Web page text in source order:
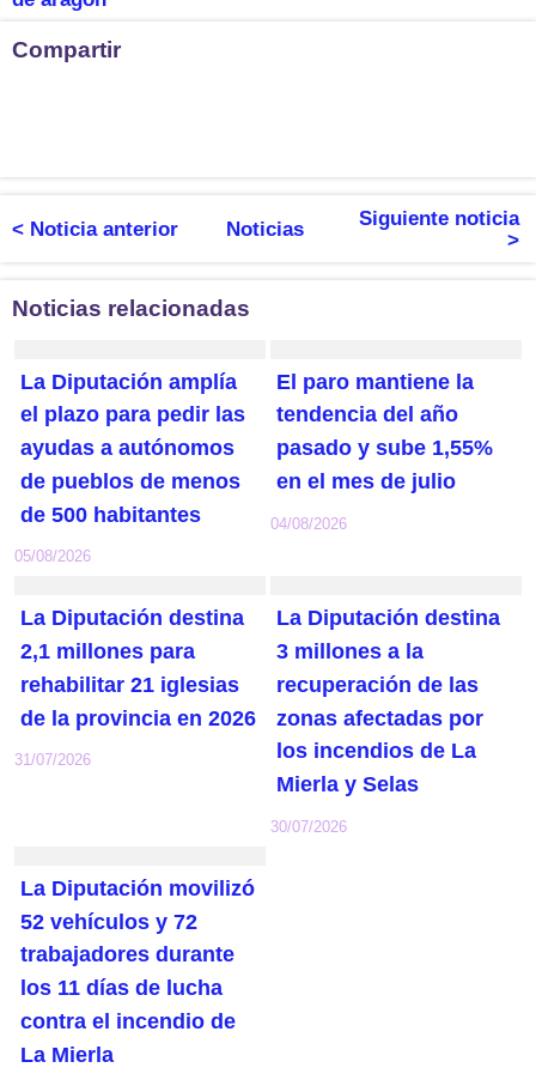
Compartir
< Noticia anterior Noticias
Siguiente noticia
>
Noticias relacionadas
La Diputación amplía
el plazo para pedir las
ayudas a autónomos
de pueblos de menos
de 500 habitantes
05/08/2026
El paro mantiene la
tendencia del año
pasado y sube 1,55%
en el mes de julio
04/08/2026
La Diputación destina
2,1 millones para
rehabilitar 21 iglesias
de la provincia en 2026
31/07/2026
La Diputación destina
3 millones a la
recuperación de las
zonas afectadas por
los incendios de La
Mierla y Selas
30/07/2026
La Diputación movilizó
52 vehículos y 72
trabajadores durante
los 11 días de lucha
contra el incendio de
La Mierla